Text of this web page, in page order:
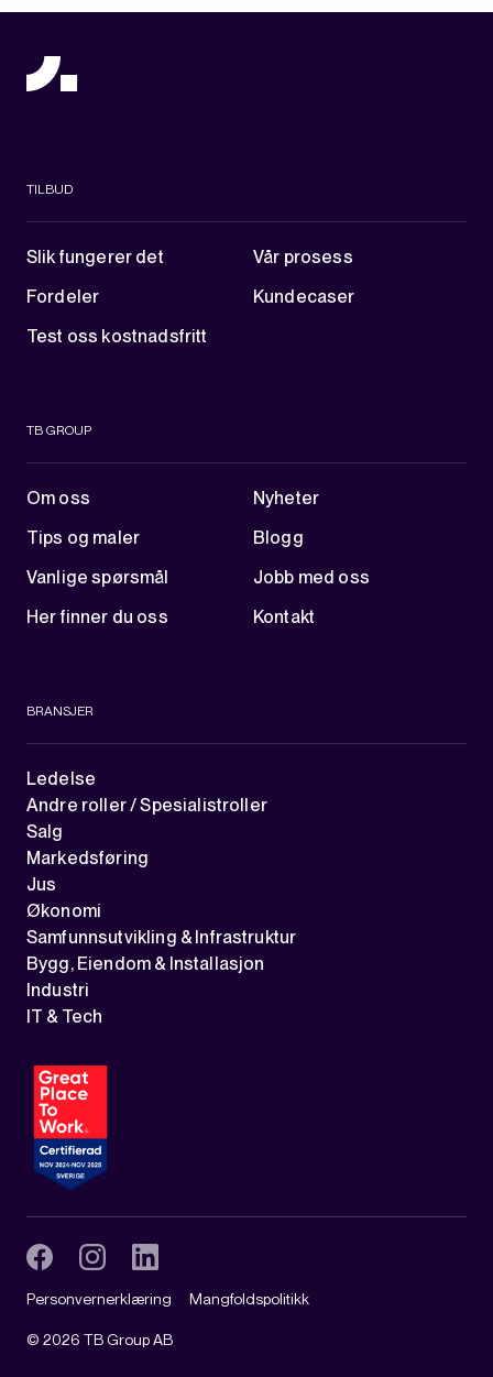
TILBUD
Slik fungerer det
Vår prosess
Fordeler
Kundecaser
Test oss kostnadsfritt
TB GROUP
Om oss
Nyheter
Tips og maler
Blogg
Vanlige spørsmål
Jobb med oss
Her finner du oss
Kontakt
BRANSJER
Ledelse
Andre roller / Spesialistroller
Salg
Markedsføring
Jus
Økonomi
Samfunnsutvikling & Infrastruktur
Bygg, Eiendom & Installasjon
Industri
IT & Tech
© 2026 TB Group AB
Personvernerklæring Mangfoldspolitikk